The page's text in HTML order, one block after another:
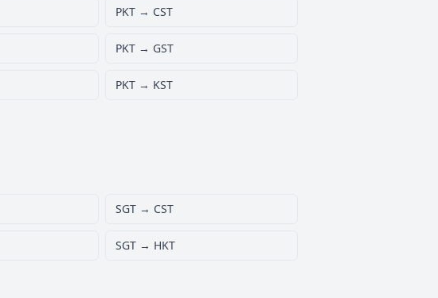
PKT → CST
PKT → GST
PKT → KST
SGT → CST
SGT → HKT